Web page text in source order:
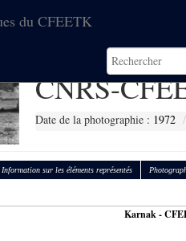
du CFEETK
CNRS-
Date de la photographie : 1972
Information sur les éléments représentés